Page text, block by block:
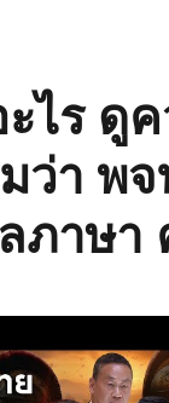
ไร ดู
ว่า พ
าษา